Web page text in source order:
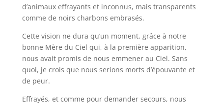
d’animaux effrayants et inconnus, mais transparents
comme de noirs charbons embrasés.
Cette vision ne dura qu’un moment, grâce à notre
bonne Mère du Ciel qui, à la première apparition,
nous avait promis de nous emmener au Ciel. Sans
quoi, je crois que nous serions morts d’épouvante et
de peur.
Effrayés, et comme pour demander secours, nous